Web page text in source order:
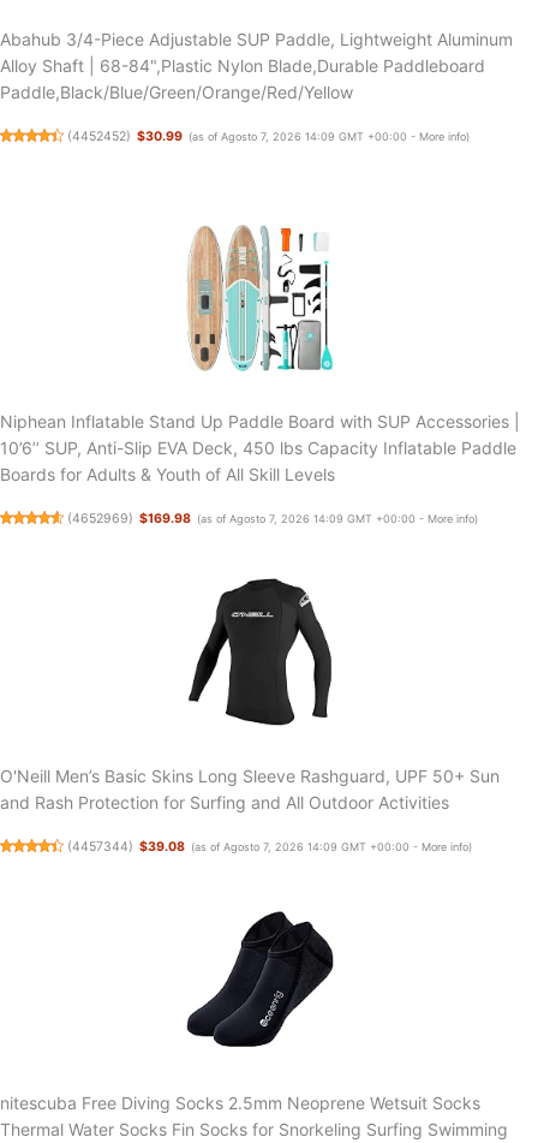
Abahub 3/4-Piece Adjustable SUP Paddle, Lightweight Aluminum
Alloy Shaft | 68-84",Plastic Nylon Blade,Durable Paddleboard
Paddle,Black/Blue/Green/Orange/Red/Yellow
(4452452) $30.99 (as of Agosto 7, 2026 14:09 GMT +00:00 - More info)
Niphean Inflatable Stand Up Paddle Board with SUP Accessories |
10’6’’ SUP, Anti-Slip EVA Deck, 450 lbs Capacity Inflatable Paddle
Boards for Adults & Youth of All Skill Levels
(4652969) $169.98 (as of Agosto 7, 2026 14:09 GMT +00:00 - More info)
O'Neill Men’s Basic Skins Long Sleeve Rashguard, UPF 50+ Sun
and Rash Protection for Surfing and All Outdoor Activities
(4457344) $39.08 (as of Agosto 7, 2026 14:09 GMT +00:00 - More info)
nitescuba Free Diving Socks 2.5mm Neoprene Wetsuit Socks
Thermal Water Socks Fin Socks for Snorkeling Surfing Swimming